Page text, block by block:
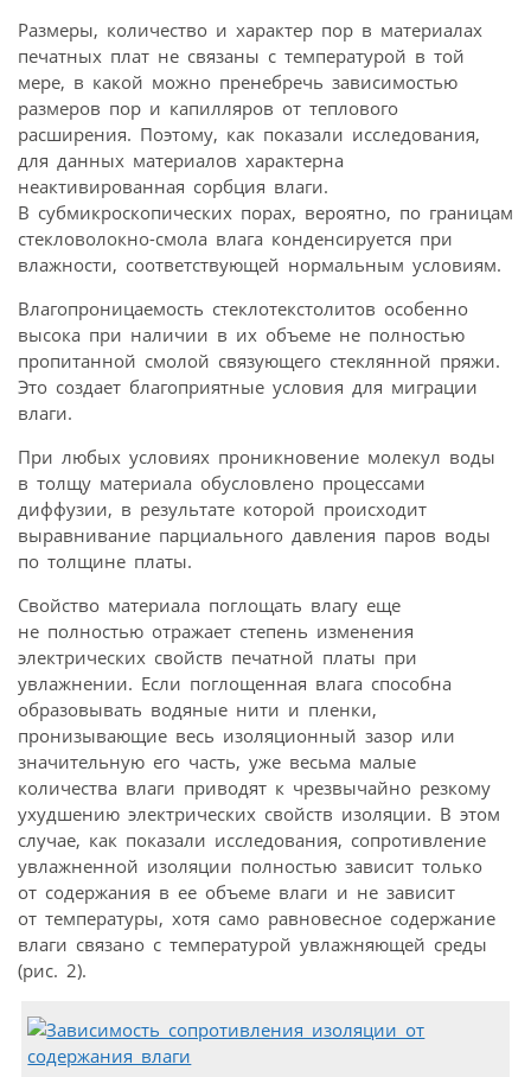
Размеры, количество и характер пор в материалах
печатных плат не связаны с температурой в той
мере, в какой можно пренебречь зависимостью
размеров пор и капилляров от теплового
расширения. Поэтому, как показали исследования,
для данных материалов характерна
неактивированная сорбция влаги.
В субмикроскопических порах, вероятно, по границам
стекловолокно-смола влага конденсируется при
влажности, соответствующей нормальным условиям.
Влагопроницаемость стеклотекстолитов особенно
высока при наличии в их объеме не полностью
пропитанной смолой связующего стеклянной пряжи.
Это создает благоприятные условия для миграции
влаги.
При любых условиях проникновение молекул воды
в толщу материала обусловлено процессами
диффузии, в результате которой происходит
выравнивание парциального давления паров воды
по толщине платы.
Свойство материала поглощать влагу еще
не полностью отражает степень изменения
электрических свойств печатной платы при
увлажнении. Если поглощенная влага способна
образовывать водяные нити и пленки,
пронизывающие весь изоляционный зазор или
значительную его часть, уже весьма малые
количества влаги приводят к чрезвычайно резкому
ухудшению электрических свойств изоляции. В этом
случае, как показали исследования, сопротивление
увлажненной изоляции полностью зависит только
от содержания в ее объеме влаги и не зависит
от температуры, хотя само равновесное содержание
влаги связано с температурой увлажняющей среды
(рис. 2).